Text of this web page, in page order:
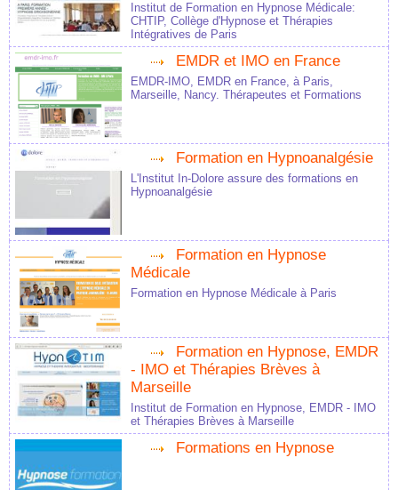
Institut de Formation en Hypnose Médicale:
CHTIP, Collège d'Hypnose et Thérapies
Intégratives de Paris
EMDR et IMO en France
EMDR-IMO, EMDR en France, à Paris,
Marseille, Nancy. Thérapeutes et Formations
Formation en Hypnoanalgésie
L'Institut In-Dolore assure des formations en
Hypnoanalgésie
Formation en Hypnose
Médicale
Formation en Hypnose Médicale à Paris
Formation en Hypnose, EMDR
- IMO et Thérapies Brèves à
Marseille
Institut de Formation en Hypnose, EMDR - IMO
et Thérapies Brèves à Marseille
Formations en Hypnose